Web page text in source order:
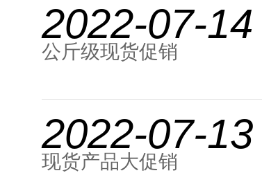
2022-07-14
公斤级现货促销
2022-07-13
现货产品大促销